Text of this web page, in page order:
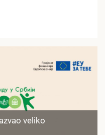
veliko